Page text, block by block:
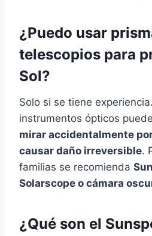
¿Puedo usar
telescopios para
Sol?
Solo si se tiene
instrumentos ópticos
mirar accidentalmente
causar daño irreversible.
familias se recomienda
Solarscope o cámara
¿Qué son el